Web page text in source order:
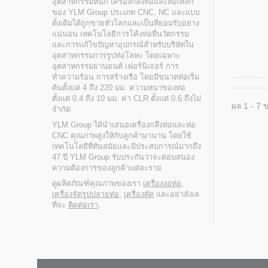
ของ YLM Group ประเภท CNC, NC และแบบ
ดั้งเดิมได้ถูกขายทั่วโลกและเป็นที่ยอมรับอย่าง
แน่นอน เทคโนโลยีการโค้งท่อที่นวัตกรรม
และการแก้ไขปัญหาอุปกรณ์สำหรับบริษัทใน
อุตสาหกรรมการรูปท่อโลหะ โดยเฉพาะ
อุตสาหกรรมยานยนต์ เฟอร์นิเจอร์ การ
ทำความร้อน การสร้างเรือ โดยมีขนาดท่อเริ่ม
ต้นตั้งแต่ 4 ถึง 220 มม. ความหนาของท่อ
ตั้งแต่ 0.4 ถึง 10 มม. ค่า CLR ตั้งแต่ 0.6 ถึงไม่
จำกัด
YLM Group ได้นำเสนอเครื่องกลึงท่อและท่อ
CNC คุณภาพสูงให้กับลูกค้ามานาน โดยใช้
เทคโนโลยีที่ทันสมัยและมีประสบการณ์มากถึง
47 ปี YLM Group รับประกันว่าจะตอบสนอง
ความต้องการของลูกค้าแต่ละราย
ดูผลิตภัณฑ์คุณภาพของเรา เครื่องงอท่อ,
เครื่องจัดรูปปลายท่อ, เครื่องตัด และอย่าลังเล
ที่จะ ติดต่อเรา.
ผล 1 - 7